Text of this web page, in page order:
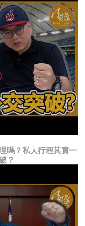
嗎？私人行程其實一
？